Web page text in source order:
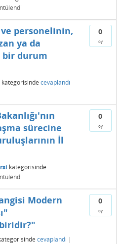
0
oy
personelinin,
ya da
durum
kategorisinde cevaplandı
0
oy
sürecine
İl
kategorisinde
0
oy
Modern
cevaplandı |